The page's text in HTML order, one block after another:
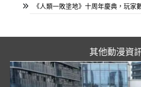
《人類一敗塗地》十周年慶典，玩家
其他動漫資